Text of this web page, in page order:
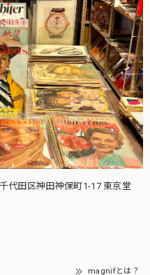
代田区神田神保町1-17 東京堂
magnifとは？